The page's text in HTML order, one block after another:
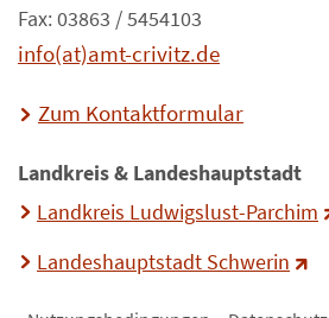
Fax: 03863 / 5454103
info(at)amt-crivitz.de
Zum Kontaktformular
Landkreis & Landeshauptstadt
Landkreis Ludwigslust-Parchim
Landeshauptstadt Schwerin